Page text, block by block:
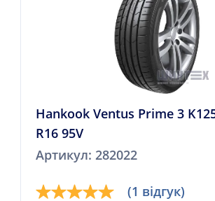
Hankook Ventus Prime 3
R16 95V
Артикул: 282022
(1 відгук)